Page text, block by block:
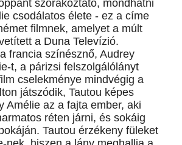
szórakoztató, mondhatni
csodálatos élete - ez a címe
filmnek, amelyet a múlt
a Duna Televízió.
francia színésznő, Audrey
t, a párizsi felszolgálólányt
cselekménye mindvégig a
játszódik, Tautou képes
Amélie az a fajta ember, aki
réten járni, és sokáig
Tautou érzékeny füleket